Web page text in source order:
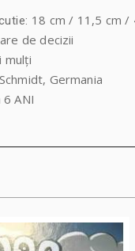
18 cm / 11,5 cm /
de decizii
mulți
Schmidt, Germania
6 ANI